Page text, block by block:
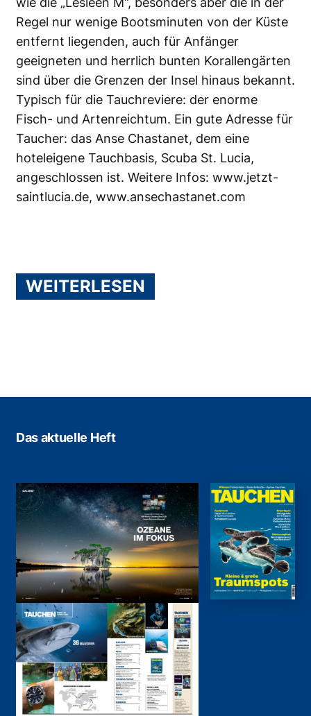
Regel nur wenige Bootsminuten von der Küste
entfernt liegenden, auch für Anfänger
geeigneten und herrlich bunten Korallengärten
sind über die Grenzen der Insel hinaus bekannt.
Typisch für die Tauchreviere: der enorme
Fisch- und Artenreichtum. Ein gute Adresse für
Taucher: das Anse Chastanet, dem eine
hoteleigene Tauchbasis, Scuba St. Lucia,
angeschlossen ist. Weitere Infos: www.jetzt-
saintlucia.de, www.ansechastanet.com
WEITERLESEN
Das aktuelle Heft